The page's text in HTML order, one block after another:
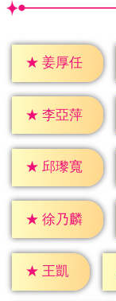
★ 姜厚任
★ 李亞萍
★ 邱瓈寬
★ 徐乃麟
★ 王凱